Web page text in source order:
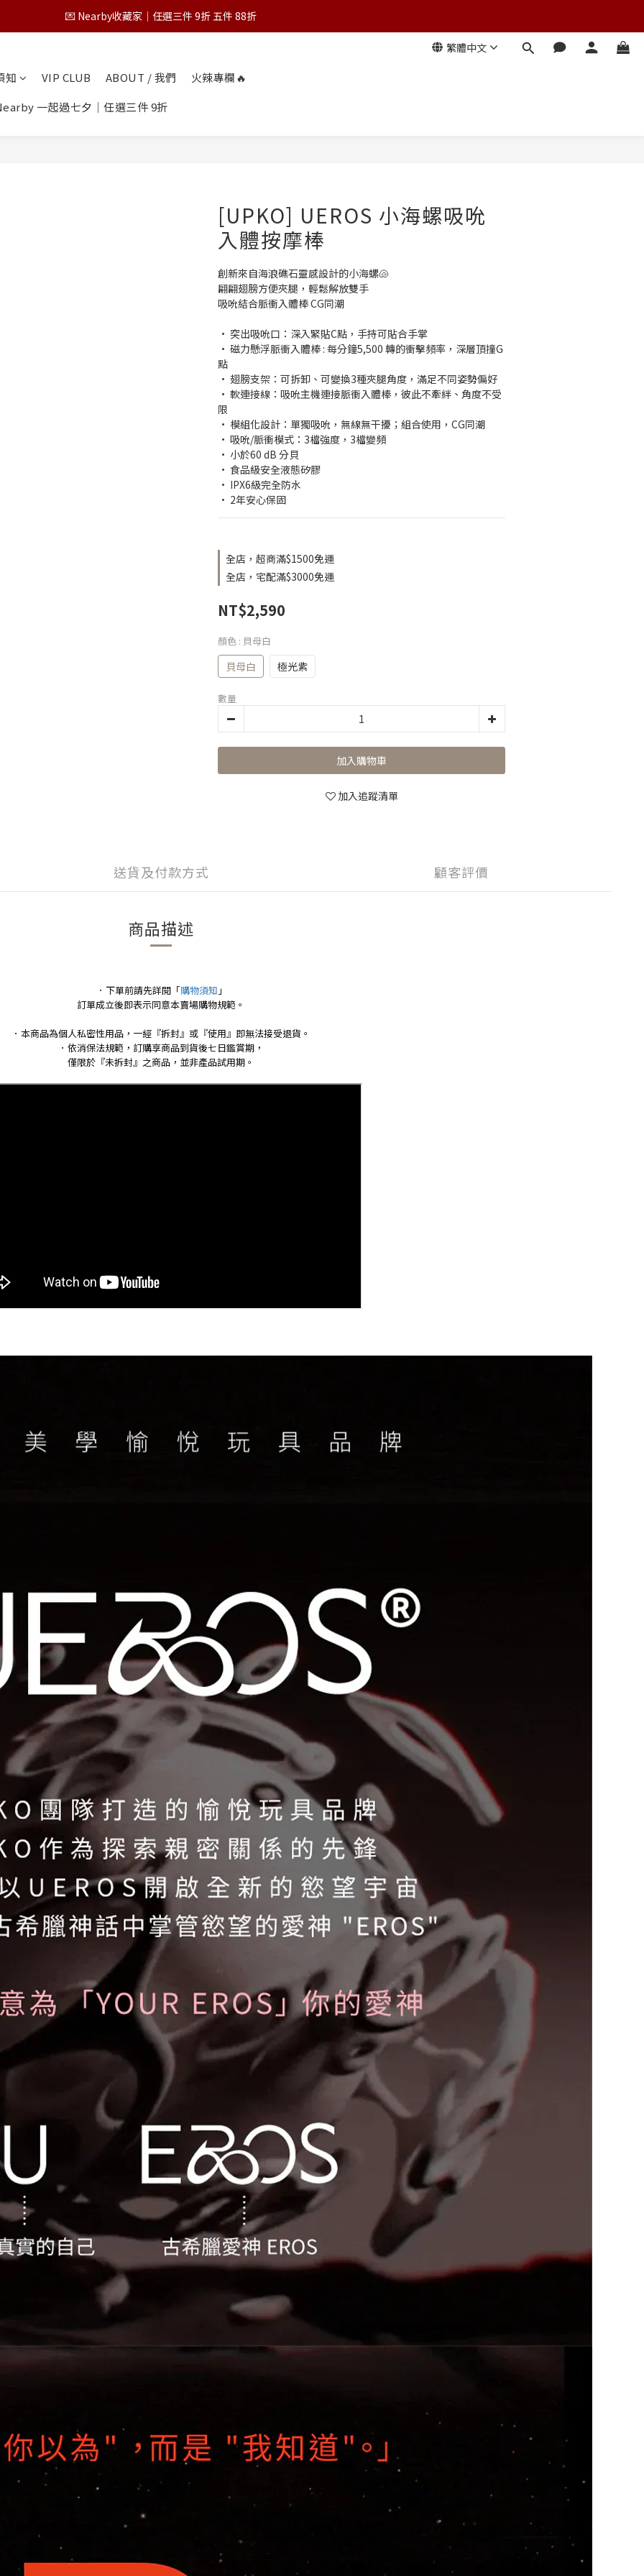
💌 Nearby收藏家｜任選三件 9折 五件 88折
💌 Nearby收藏家｜任選三件 9折 五件 88折
為保障您的購物權益，請於下單前詳閱購物須知
💌 Nearby收藏家｜任選三件 9折 五件 88折
繁體中文
知 VIP CLUB ABOUT / 我們
火辣專欄🔥
一起過七夕｜任選三件 9折
[UPKO] UEROS 小海螺吸吮
入體按摩棒
創新來自海浪礁石靈感設計的小海螺🐚
翩翩翅膀方便夾腿，輕鬆解放雙手
吸吮結合脈衝入體棒 CG同潮
· 突出吸吮口：深入緊貼C點，手持可貼合手掌
· 磁力懸浮脈衝入體棒 : 每分鐘5,500 轉的衝擊頻率，深層頂撞G
點
· 翅膀支架：可拆卸、可變換3種夾腿角度，滿足不同姿勢偏好
· 軟連接線：吸吮主機連接脈衝入體棒，彼此不牽絆、角度不受
限
· 模組化設計：單獨吸吮，無線無干擾；組合使用，CG同潮
· 吸吮/脈衝模式：3檔強度，3檔變頻
· 小於60 dB 分貝
· 食品級安全液態矽膠
· IPX6級完全防水
· 2年安心保固
全店，超商滿$1500免運
全店，宅配滿$3000免運
NT$2,590
顏色 : 貝母白
貝母白 極光紫
數量
加入購物車
加入追蹤清單
送貨及付款方式 顧客評價
商品描述
． 下單前請先詳閱「購物須知 」
訂單成立後即表示同意本賣場購物規範。
．本商品為個人私密性用品，一經『拆封』或『使用』即無法接受退貨。
．依消保法規範，訂購享商品到貨後七日鑑賞期，
僅限於『未拆封』之商品，並非產品試用期。